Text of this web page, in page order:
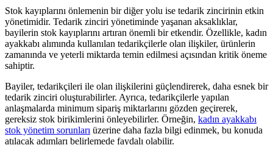
Stok kayıplarını önlemenin bir diğer yolu ise tedarik zincirinin etkin
yönetimidir. Tedarik zinciri yönetiminde yaşanan aksaklıklar,
bayilerin stok kayıplarını artıran önemli bir etkendir. Özellikle, kadın
ayakkabı alımında kullanılan tedarikçilerle olan ilişkiler, ürünlerin
zamanında ve yeterli miktarda temin edilmesi açısından kritik öneme
sahiptir.
Bayiler, tedarikçileri ile olan ilişkilerini güçlendirerek, daha esnek bir
tedarik zinciri oluşturabilirler. Ayrıca, tedarikçilerle yapılan
anlaşmalarda minimum sipariş miktarlarını gözden geçirerek,
gereksiz stok birikimlerini önleyebilirler. Örneğin, kadın ayakkabı
stok yönetim sorunları üzerine daha fazla bilgi edinmek, bu konuda
atılacak adımları belirlemede faydalı olabilir.